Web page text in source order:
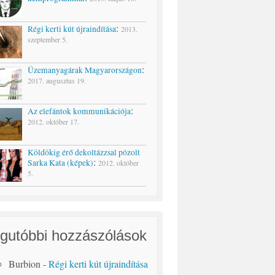
Régi kerti kút újraindítása:2013.
szeptember 5.
Üzemanyagárak Magyarországon:
2017. augusztus 19.
Az elefántok kommunikációja:
2012. október 17.
Köldökig érő dekoltázzsal pózolt
Sarka Kata (képek):2012. október
5.
hozzászólások
Burbion-Régi kerti kút újraindítása